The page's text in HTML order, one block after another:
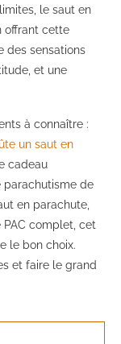
le saut en
offrant cette
des sensations
et une
à connaître :
un saut en
cadeau
parachutisme de
en parachute,
PAC complet, cet
le bon choix.
et faire le grand